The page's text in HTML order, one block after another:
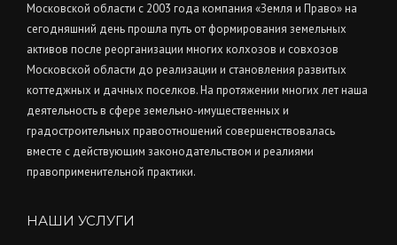
Московской области с 2003 года компания «Земля и Право» на
сегодняшний день прошла путь от формирования земельных
активов после реорганизации многих колхозов и совхозов
Московской области до реализации и становления развитых
коттеджных и дачных поселков. На протяжении многих лет наша
деятельность в сфере земельно-имущественных и
градостроительных правоотношений совершенствовалась
вместе с действующим законодательством и реалиями
правоприменительной практики.
НАШИ УСЛУГИ